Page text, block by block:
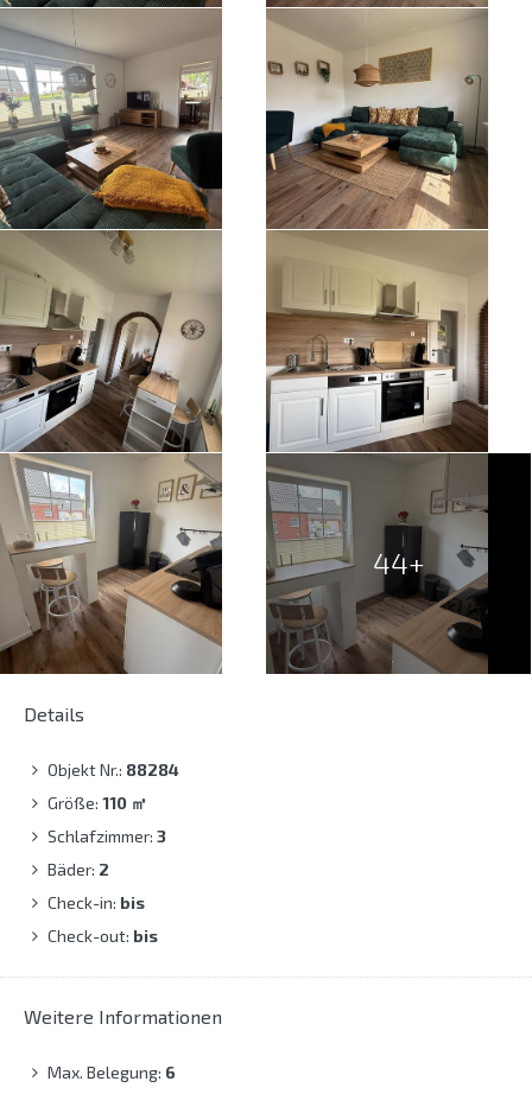
44+
Details
Objekt Nr.: 88284
Größe: 110 ㎡
Schlafzimmer: 3
Bäder: 2
Check-in: bis
Check-out: bis
Weitere Informationen
Max. Belegung: 6